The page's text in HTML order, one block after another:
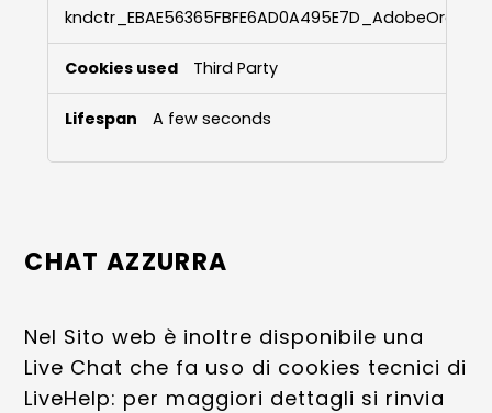
Third Party
A few seconds
CHAT AZZURRA
Nel Sito web è inoltre disponibile una
Live Chat che fa uso di cookies tecnici di
LiveHelp: per maggiori dettagli si rinvia